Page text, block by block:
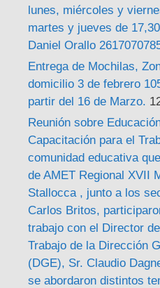
lunes, miércoles y
martes y jueves de
Daniel Orallo
Entrega de Mochilas,
domicilio 3 de febrero
partir del 16 de Marzo.
Reunión sobre
Capacitación para el
comunidad educativa
de AMET Regional XVII
Stallocca , junto a los
Carlos Britos,
trabajo con el Director
Trabajo de la Dirección
(DGE), Sr. Claudio
se abordaron distintos